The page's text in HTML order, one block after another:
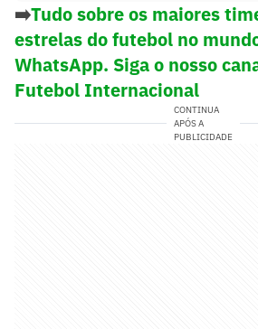
➡️Tudo sobre os maiores
estrelas do futebol no
WhatsApp. Siga o nosso
Futebol Internacional
CONTINUA
APÓS A
PUBLICIDADE